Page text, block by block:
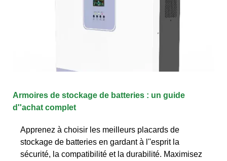
Armoires de stockage de batteries : un guide
d''achat complet
Apprenez à choisir les meilleurs placards de
stockage de batteries en gardant à l''esprit la
sécurité, la compatibilité et la durabilité. Maximisez